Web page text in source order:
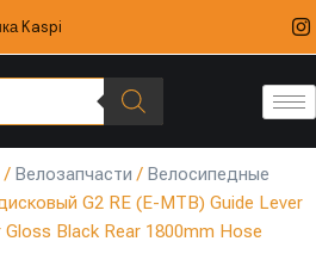
Kaspi
/ Велозапчасти / Велосипедные
G2 RE (E-MTB) Guide Lever
Black Rear 1800mm Hose